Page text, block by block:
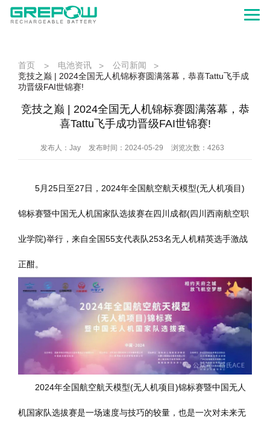
首页 > 电池资讯 > 公司新闻
>
竞技之巅 | 2024全国无人机锦标赛圆满落幕，恭喜Tattu飞手成
功晋级FAI世锦赛!
竞技之巅 | 2024全国无人机锦标赛圆满落幕，恭
喜Tattu飞手成功晋级FAI世锦赛!
发布人：Jay 发布时间：2024-05-29 浏览次数：4263
5月25日至27日，2024年全国航空航天模型(无人机项目)
锦标赛暨中国无人机国家队选拔赛在四川成都(四川西南航空职
业学院)举行，来自全国55支代表队253名无人机精英选手激战
正酣。
2024年全国航空航天模型(无人机项目)锦标赛暨中国无人
机国家队选拔赛是一场速度与技巧的较量，也是一次对未来无